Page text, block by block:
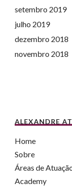
setembro 2019
julho 2019
dezembro 2018
novembro 2018
ALEXANDRE
Home
Sobre
Áreas de
Academy